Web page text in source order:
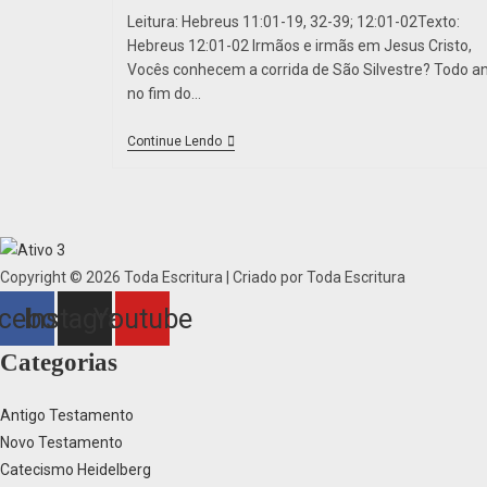
post:
Leitura: Hebreus 11:01-19, 32-39; 12:01-02Texto:
Hebreus 12:01-02 Irmãos e irmãs em Jesus Cristo,
Vocês conhecem a corrida de São Silvestre? Todo
no fim do…
Continue LendoHebreus
Copyright © 2026 Toda Escritura | Criado por Toda Escritura
InstagramYoutube
Categorias
Antigo Testamento
Novo Testamento
Catecismo Heidelberg